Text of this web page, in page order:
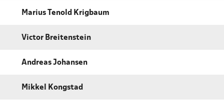
Marius Tenold Krigbaum
Victor Breitenstein
Andreas Johansen
Mikkel Kongstad